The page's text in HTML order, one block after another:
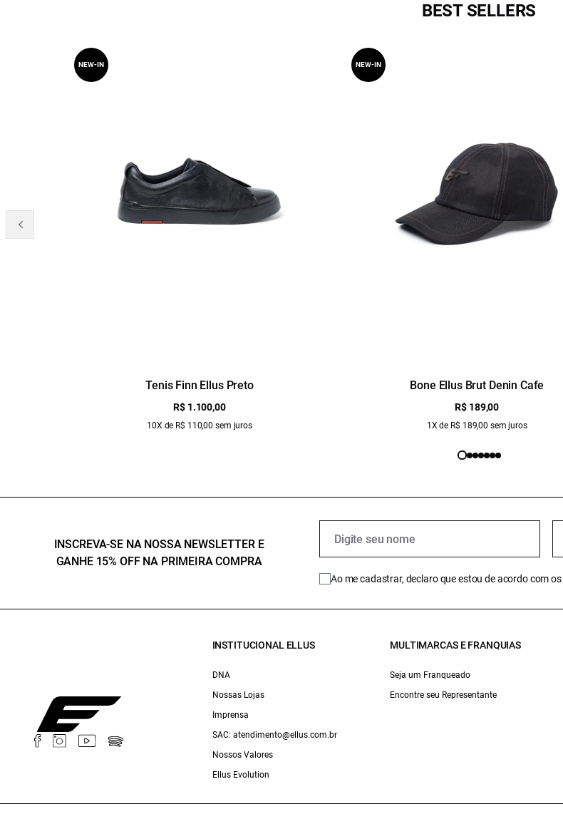
BEST SELLERS
Tenis Finn Ellus Preto
R$ 1.100,00
10X de R$ 110,00 sem juros
NEW-IN
Bone Ellus Brut Denin Cafe
R$ 189,00
1X de R$ 189,00 sem juros
NEW-IN
INSCREVA-SE NA NOSSA NEWSLETTER E
GANHE 15% OFF NA PRIMEIRA COMPRA
Ao me cadastrar, declaro que estou de acordo com os
INSTITUCIONAL ELLUS
DNA
Nossas Lojas
Imprensa
SAC: atendimento@ellus.com.br
Nossos Valores
Ellus Evolution
MULTIMARCAS E FRANQUIAS
Seja um Franqueado
Encontre seu Representante